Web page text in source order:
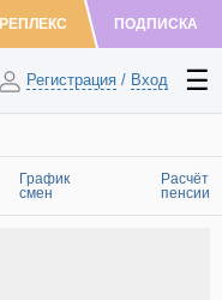
РЕПЛЕКС ПОДПИСКА
Регистрация / Вход
График
смен
Расчёт
пенсии